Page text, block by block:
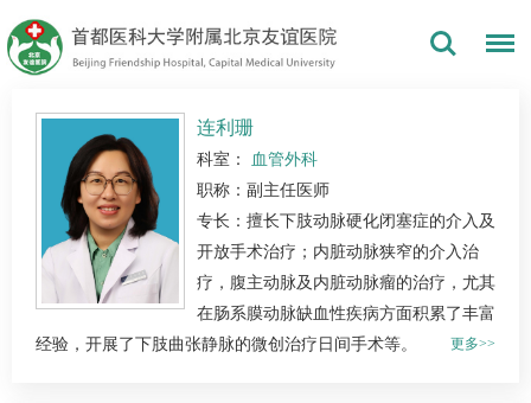
连利珊
科室：
血管外科
职称：副主任医师
专长：擅长下肢动脉硬化闭塞症的介入及
开放手术治疗；内脏动脉狭窄的介入治
疗，腹主动脉及内脏动脉瘤的治疗，尤其
在肠系膜动脉缺血性疾病方面积累了丰富
经验，开展了下肢曲张静脉的微创治疗日间手术等。
更多>>